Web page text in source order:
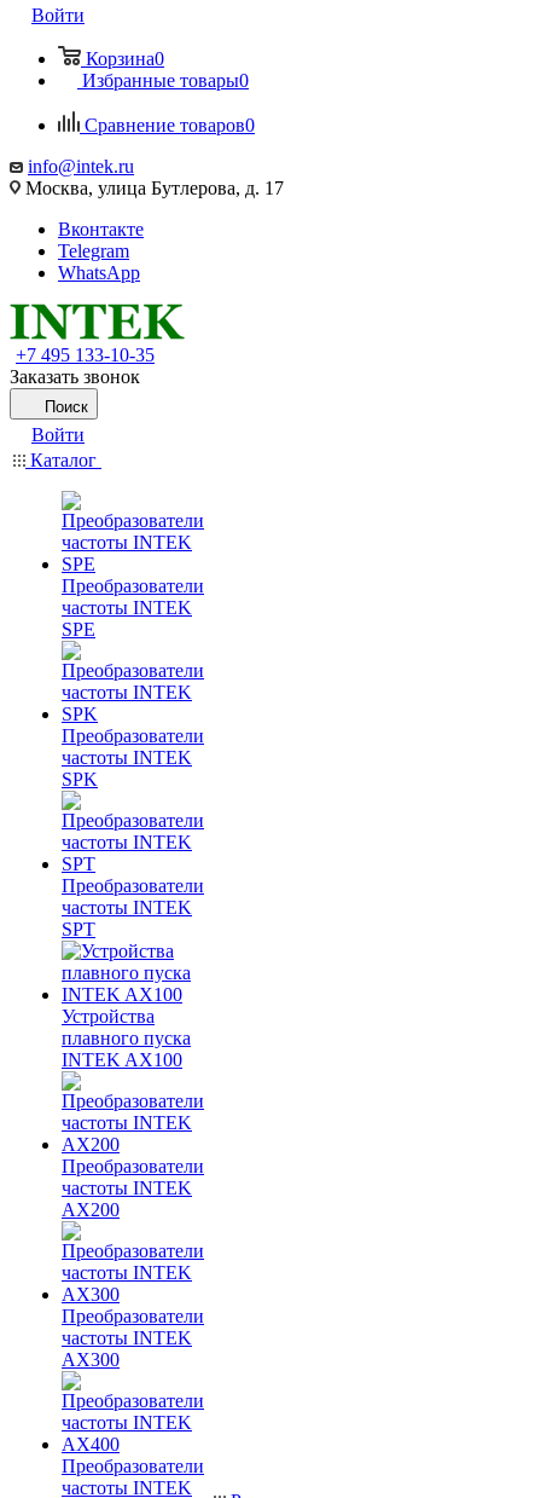
Войти
Корзина0
Избранные товары0
Сравнение товаров0
info@intek.ru
Москва, улица Бутлерова, д. 17
Вконтакте
Telegram
WhatsApp
+7 495 133-10-35
Заказать звонок
Поиск
Войти
Каталог
Преобразователи
частоты INTEK
SPE
Преобразователи
частоты INTEK
SPK
Преобразователи
частоты INTEK
SPT
Устройства
плавного пуска
INTEK AX100
Преобразователи
частоты INTEK
AX200
Преобразователи
частоты INTEK
AX300
Преобразователи
частоты INTEK